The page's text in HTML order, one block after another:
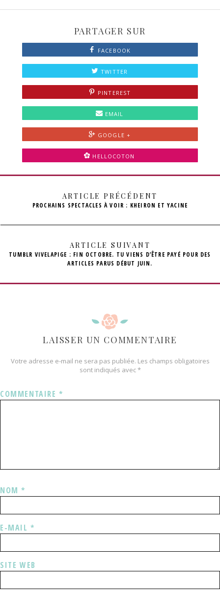
PARTAGER SUR
FACEBOOK
TWITTER
PINTEREST
EMAIL
GOOGLE +
HELLOCOTON
ARTICLE PRÉCÉDENT
PROCHAINS SPECTACLES À VOIR : KHEIRON ET YACINE
ARTICLE SUIVANT
TUMBLR VIVELAPIGE : FIN OCTOBRE. TU VIENS D’ÊTRE PAYÉ POUR DES
ARTICLES PARUS DÉBUT JUIN.
LAISSER UN COMMENTAIRE
Votre adresse e-mail ne sera pas publiée. Les champs obligatoires
sont indiqués avec*
COMMENTAIRE*
NOM*
E-MAIL*
SITE WEB